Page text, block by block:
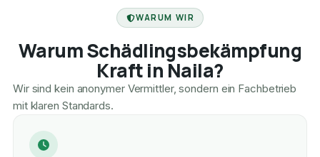
WARUM WIR
Warum Schädlingsbekämpfung
Kraft in Naila?
Wir sind kein anonymer Vermittler, sondern ein Fachbetrieb
mit klaren Standards.